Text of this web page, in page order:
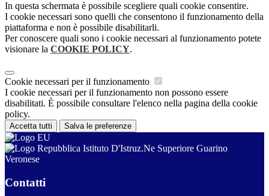
In questa schermata è possibile scegliere quali cookie consentire.
I cookie necessari sono quelli che consentono il funzionamento della
piattaforma e non è possibile disabilitarli.
Per conoscere quali sono i cookie necessari al funzionamento potete
visionare la COOKIE POLICY.
Cookie necessari per il funzionamento
I cookie necessari per il funzionamento non possono essere
disabilitati. È possibile consultare l'elenco nella pagina della cookie
policy.
Accetta tutti Salva le preferenze
Istituto D'Istruz.Ne Superiore Guarino
Veronese
Contatti